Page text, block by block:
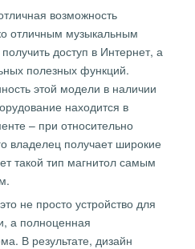
возможность
отличным музыкальным
доступ в Интернет, а
полезных функций.
этой модели в наличии
находится в
– при относительно
владелец получает широкие
такой тип магнитол самым
не просто устройство для
а полноценная
В результате, дизайн